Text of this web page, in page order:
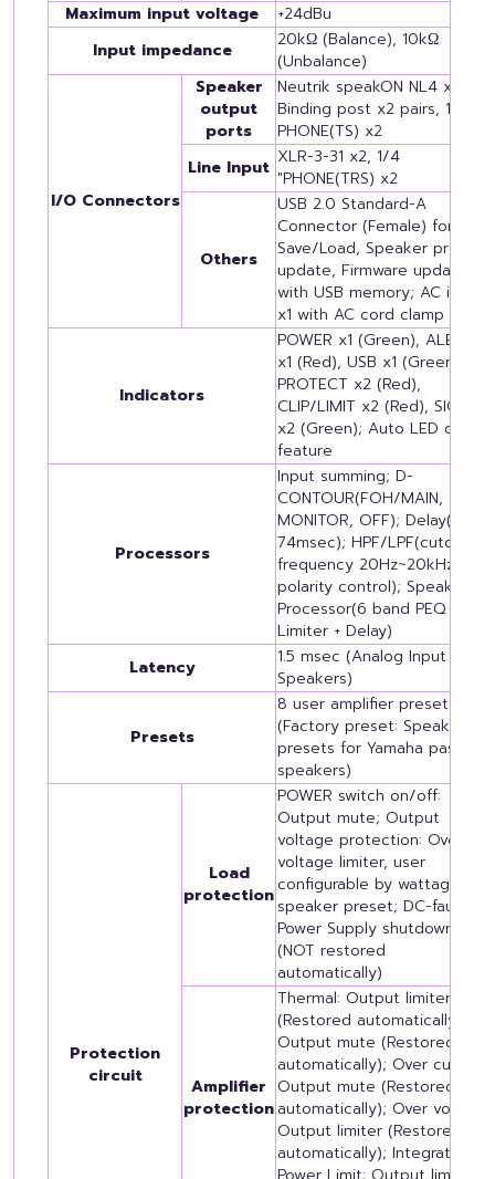
Maximum input voltage
+24dBu
Input impedance
20kΩ (Balance), 10kΩ
(Unbalance)
I/O Connectors
Speaker
output
ports
Neutrik speakON NL4 x2,
Binding post x2 pairs, 1/4"
PHONE(TS) x2
Line Input XLR-3-31 x2, 1/4
"PHONE(TRS) x2
Others
USB 2.0 Standard-A
Connector (Female) for
Save/Load, Speaker preset
update, Firmware update
with USB memory; AC inlet
x1 with AC cord clamp
Indicators
POWER x1 (Green), ALERT
x1 (Red), USB x1 (Green),
PROTECT x2 (Red),
CLIP/LIMIT x2 (Red), SIGNAL
x2 (Green); Auto LED off
feature
Processors
Input summing; D-
CONTOUR(FOH/MAIN,
MONITOR, OFF); Delay(0 -
74msec); HPF/LPF(cutoff
frequency 20Hz~20kHz with
polarity control); Speaker
Processor(6 band PEQ +
Limiter + Delay)
Latency
1.5 msec (Analog Input to
Speakers)
Presets
8 user amplifier presets
(Factory preset: Speaker
presets for Yamaha passive
speakers)
Protection
circuit
Load
protection
POWER switch on/off:
Output mute; Output
voltage protection: Over
voltage limiter, user
configurable by wattage and
speaker preset; DC-fault:
Power Supply shutdown
(NOT restored
automatically)
Amplifier
protection
Thermal: Output limiter
(Restored automatically) →
Output mute (Restored
automatically); Over current:
Output mute (Restored
automatically); Over voltage:
Output limiter (Restored
automatically); Integrated